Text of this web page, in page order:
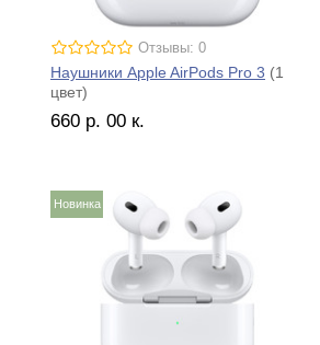
Отзывы: 0
Наушники Apple AirPods Pro 3 (1
цвет)
660 р. 00 к.
Новинка